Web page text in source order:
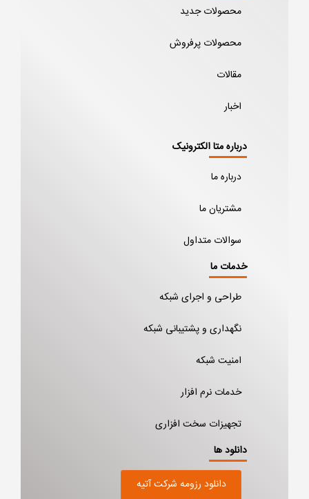
محصولات جدید
محصولات پرفروش
مقالات
اخبار
درباره متا الکترونیک
درباره ما
مشتریان ما
سوالات متداول
خدمات ما
طراحی و اجرای شبکه
نگهداری و پشتیبانی شبکه
امنیت شبکه
خدمات نرم افزار
تجهیزات سخت افزاری
دانلود ها
دانلود رزومه شرکت آتیه